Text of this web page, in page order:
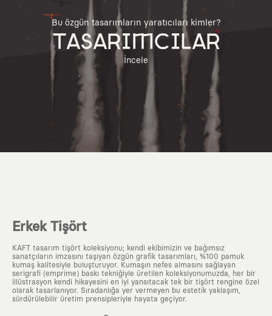
Bu özgün tasarımların yaratıcıları kimler?
TASARIMCILAR
İncele
Erkek Tişört
KAFT tasarım tişört koleksiyonu; kendi ekibimizin ve bağımsız
sanatçıların imzasını taşıyan özgün grafik tasarımları, %100 pamuk
kumaş kalitesiyle buluşturuyor. Kumaşın nefes almasını sağlayan
serigrafi (emprime) baskı tekniğiyle üretilen koleksiyonumuzda, her bir
illüstrasyon kendi hikayesini en iyi yansıtacak tek bir tişört rengine özel
olarak tasarlanıyor. Sıradanlığa yer vermeyen bu estetik yaklaşım,
sürdürülebilir üretim prensipleriyle hayata geçiyor.